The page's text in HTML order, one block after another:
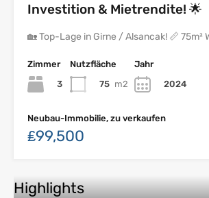
Investition & Mietrendite! 🌟
🏡 Top-Lage in Girne / Alsancak! 📏 75m²
Zimmer
3
Nutzfläche
75 m2
Jahr
2024
Neubau-Immobilie, zu verkaufen
₤99,500
Highlights